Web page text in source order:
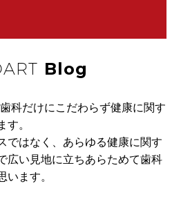
Blog
科だけにこだわらず健康に関す
。
ではなく、あらゆる健康に関す
広い見地に立ちあらためて歯科
ます。